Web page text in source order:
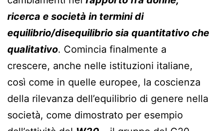
ricerca e società in termini di
equilibrio/disequilibrio sia quantitativo che
qualitativo. Comincia finalmente a
crescere, anche nelle istituzioni italiane,
così come in quelle europee, la coscienza
della rilevanza dell’equilibrio di genere nella
società, come dimostrato per esempio